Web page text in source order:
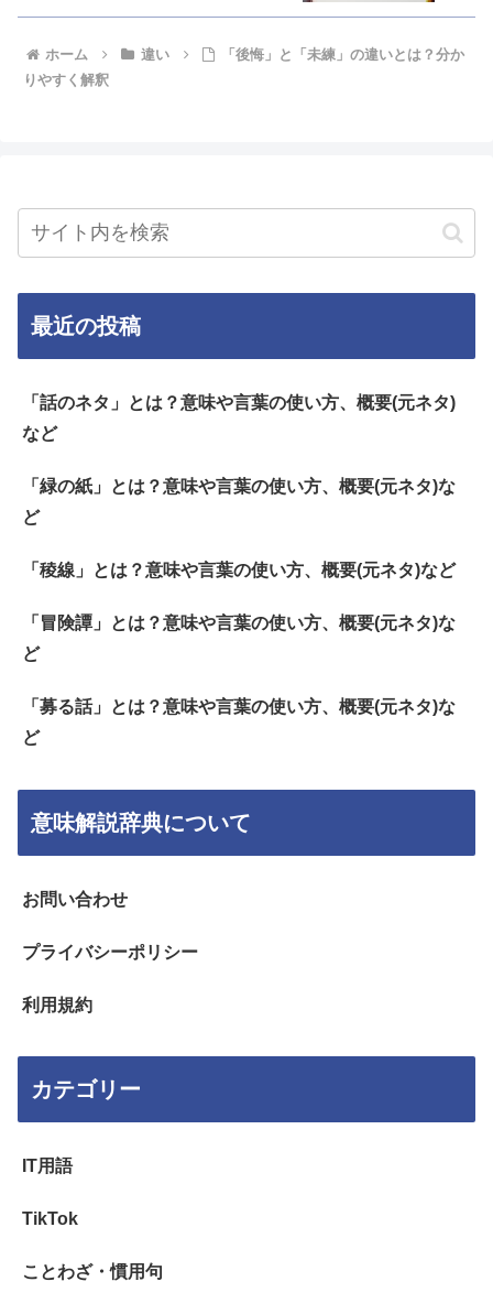
ホーム 違い
「後悔」と「未練」の違いとは？分か
りやすく解釈
最近の投稿
「話のネタ」とは？意味や言葉の使い方、概要(元ネタ)
など
「緑の紙」とは？意味や言葉の使い方、概要(元ネタ)な
ど
「稜線」とは？意味や言葉の使い方、概要(元ネタ)など
「冒険譚」とは？意味や言葉の使い方、概要(元ネタ)な
ど
「募る話」とは？意味や言葉の使い方、概要(元ネタ)な
ど
意味解説辞典について
お問い合わせ
プライバシーポリシー
利用規約
カテゴリー
IT用語
TikTok
ことわざ・慣用句